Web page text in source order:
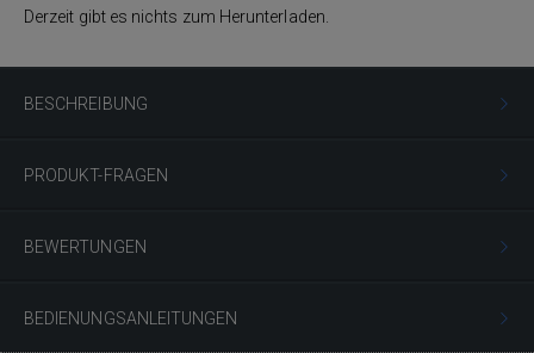
BESCHREIBUNG
PRODUKT-FRAGEN
BEWERTUNGEN
BEDIENUNGSANLEITUNGEN
Derzeit gibt es nichts zum Herunterladen.